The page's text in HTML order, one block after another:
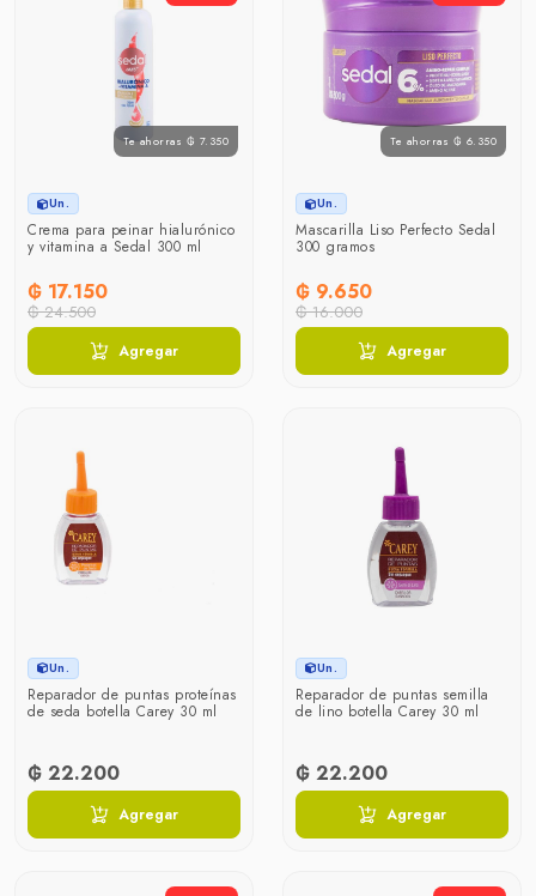
Te ahorras ₲ 7.350
Un.
Crema para peinar hialurónico
y vitamina a Sedal 300 ml
₲ 17.150
₲ 24.500
Agregar
Te ahorras ₲ 6.350
Un.
Mascarilla Liso Perfecto Sedal
300 gramos
₲ 9.650
₲ 16.000
Agregar
Un.
Reparador de puntas proteínas
de seda botella Carey 30 ml
₲ 22.200
Agregar
Un.
Reparador de puntas semilla
de lino botella Carey 30 ml
₲ 22.200
Agregar